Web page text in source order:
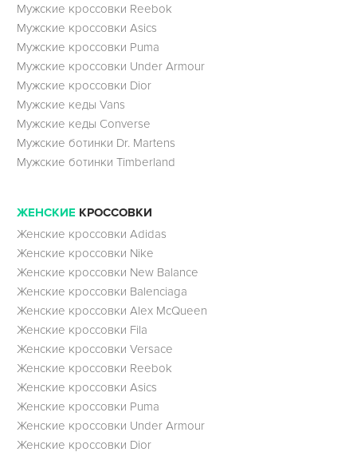
Мужские кроссовки Reebok
Мужские кроссовки Asics
Мужские кроссовки Puma
Мужские кроссовки Under Armour
Мужские кроссовки Dior
Мужские кеды Vans
Мужские кеды Converse
Мужские ботинки Dr. Martens
Мужские ботинки Timberland
ЖЕНСКИЕ КРОССОВКИ
Женские кроссовки Adidas
Женские кроссовки Nike
Женские кроссовки New Balance
Женские кроссовки Balenciaga
Женские кроссовки Alex McQueen
Женские кроссовки Fila
Женские кроссовки Versace
Женские кроссовки Reebok
Женские кроссовки Asics
Женские кроссовки Puma
Женские кроссовки Under Armour
Женские кроссовки Dior